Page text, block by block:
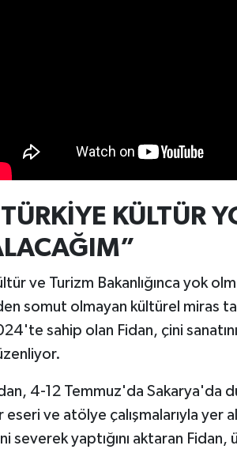
KÜLTÜR
ve Turizm Bakanlığınca yok
somut olmayan kültürel miras
sahip olan Fidan, çini
4-12 Temmuz'da Sakarya'da
eseri ve atölye çalışmalarıyla yer
severek yaptığını aktaran